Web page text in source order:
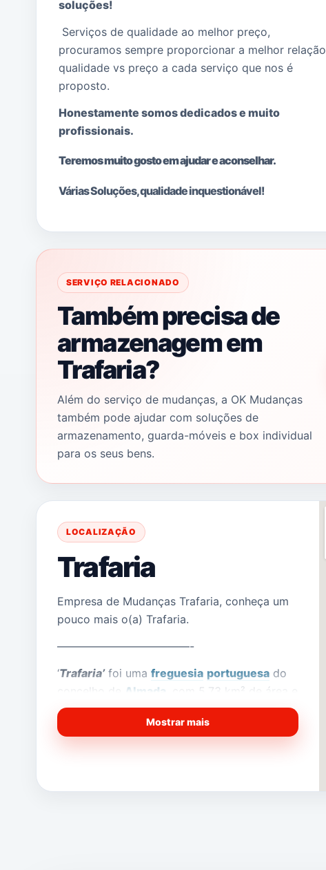
soluções!
Serviços de qualidade ao melhor preço,
procuramos sempre proporcionar a melhor relação
qualidade vs preço a cada serviço que nos é
proposto.
Honestamente somos dedicados e muito
profissionais.
Teremos muito gosto em ajudar e aconselhar.
Várias Soluções, qualidade inquestionável!
SERVIÇO RELACIONADO
Também precisa de
armazenagem em
Trafaria?
Além do serviço de mudanças, a OK Mudanças
também pode ajudar com soluções de
armazenamento, guarda-móveis e box individual
para os seus bens.
LOCALIZAÇÃO
Trafaria
Empresa de Mudanças Trafaria, conheça um
pouco mais o(a) Trafaria.
————————————-
‘Trafaria’foi uma freguesia portuguesa do
concelho de
Almada
, com 5,73 km² de área e
5 696 habitantes (2011). Densidade: 994,1
hab/km².
agregada à freguesia deCaparicapara
Mostrar mais